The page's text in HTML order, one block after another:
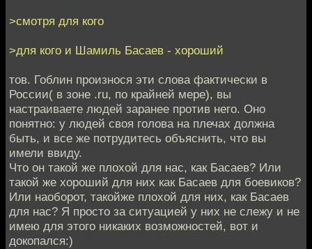
>смотря для кого
>для кого и Шамиль Басаев - хороший
тов. Гоблин произнося эти слова фактически в
России( в зоне .ru, по крайней мере), вы
настраиваете людей заранее против него. Оно
понятно: у людей своя голова на плечах должна
быть, и все же потрудитесь объяснить, что вы
имели ввиду.
Что он такой же плохой для нас, как Басаев? Или
такой же хороший для них как Басаев для боевиков?
Или наоборот, такойже плохой для них, как Басаев
для нас? Я просто за ситуацией у них не слежу и не
имею для этого никаких возможностей, вот и
докопался:)